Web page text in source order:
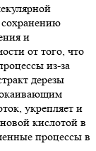
и
от того, что
из-за
дерезы
укрепляет и
кислотой в
процессы в